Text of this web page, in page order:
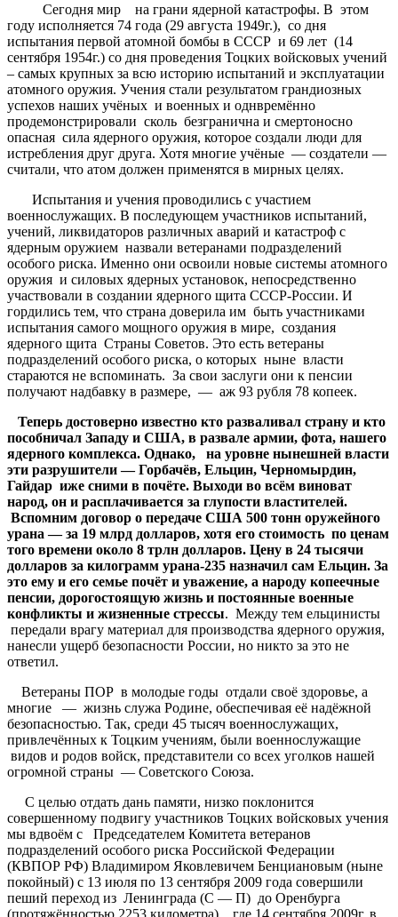
Сегодня мир на грани ядерной катастрофы. В этом
году исполняется 74 года (29 августа 1949г.), со дня
испытания первой атомной бомбы в СССР и 69 лет (14
сентября 1954г.) со дня проведения Тоцких войсковых учений
– самых крупных за всю историю испытаний и эксплуатации
атомного оружия. Учения стали результатом грандиозных
успехов наших учёных и военных и однвремённо
продемонстрировали сколь безгранична и смертоносно
опасная сила ядерного оружия, которое создали люди для
истребления друг друга. Хотя многие учёные — создатели —
считали, что атом должен применятся в мирных целях.
Испытания и учения проводились с участием
военнослужащих. В последующем участников испытаний,
учений, ликвидаторов различных аварий и катастроф с
ядерным оружием назвали ветеранами подразделений
особого риска. Именно они освоили новые системы атомного
оружия и силовых ядерных установок, непосредственно
участвовали в создании ядерного щита СССР-России. И
гордились тем, что страна доверила им быть участниками
испытания самого мощного оружия в мире, создания
ядерного щита Страны Советов. Это есть ветераны
подразделений особого риска, о которых ныне власти
стараются не вспоминать. За свои заслуги они к пенсии
получают надбавку в размере, — аж 93 рубля 78 копеек.
Теперь достоверно известно кто разваливал страну и кто
пособничал Западу и США, в развале армии, фота, нашего
ядерного комплекса. Однако, на уровне нынешней власти
эти разрушители — Горбачёв, Ельцин, Черномырдин,
Гайдар иже сними в почёте. Выходи во всём виноват
народ, он и расплачивается за глупости властителей.
Вспомним договор о передаче США 500 тонн оружейного
урана — за 19 млрд долларов, хотя его стоимость по ценам
того времени около 8 трлн долларов. Цену в 24 тысячи
долларов за килограмм урана-235 назначил сам Ельцин. За
это ему и его семье почёт и уважение, а народу копеечные
пенсии, дорогостоящую жизнь и постоянные военные
конфликты и жизненные стрессы. Между тем ельцинисты
передали врагу материал для производства ядерного оружия,
нанесли ущерб безопасности России, но никто за это не
ответил.
Ветераны ПОР в молодые годы отдали своё здоровье, а
многие — жизнь служа Родине, обеспечивая её надёжной
безопасностью. Так, среди 45 тысяч военнослужащих,
привлечённых к Тоцким учениям, были военнослужащие
видов и родов войск, представители со всех уголков нашей
огромной страны — Советского Союза.
С целью отдать дань памяти, низко поклонится
совершенному подвигу участников Тоцких войсковых учения
мы вдвоём с Председателем Комитета ветеранов
подразделений особого риска Российской Федерации
(КВПОР РФ) Владимиром Яковлевичем Бенциановым (ныне
покойный) с 13 июля по 13 сентября 2009 года совершили
пеший переход из Ленинграда (С — П) до Оренбурга
(протяжённостью 2253 километра), где 14 сентября 2009г. в